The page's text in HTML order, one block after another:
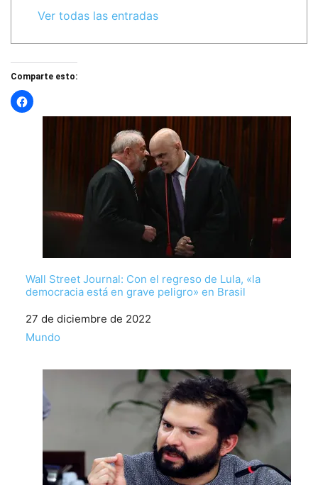
Ver todas las entradas
Comparte esto:
Wall Street Journal: Con el regreso de Lula, «la
democracia está en grave peligro» en Brasil
Fecha
27 de diciembre de 2022
Respecto a
Mundo